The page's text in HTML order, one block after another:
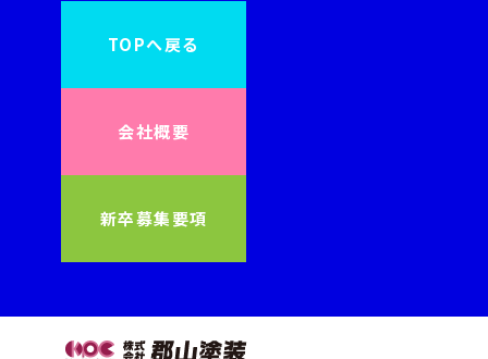
TOPへ戻る
会社概要
新卒募集要項